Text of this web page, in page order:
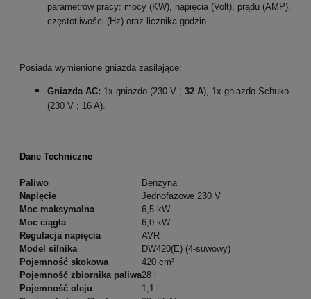
parametrów pracy: mocy (KW), napięcia (Volt), prądu (AMP),
częstotliwości (Hz) oraz licznika godzin.
Posiada wymienione gniazda zasilające:
Gniazda AC: 1x gniazdo (230 V ; 32 A), 1x gniazdo Schuko
(230 V ; 16 A).
Dane Techniczne
Paliwo
Benzyna
Napięcie
Jednofazowe 230 V
Moc maksymalna
6,5 kW
Moc ciągła
6,0 kW
Regulacja napięcia
AVR
Model silnika
DW420(E) (4-suwowy)
Pojemność skokowa
420 cm³
Pojemność zbiornika paliwa28 l
Pojemność oleju
1,1 l